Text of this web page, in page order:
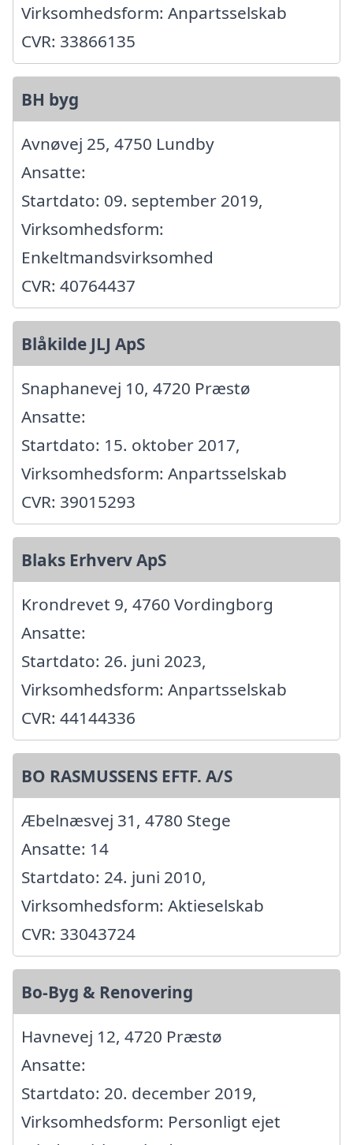
Virksomhedsform: Anpartsselskab
CVR: 33866135
BH byg
Avnøvej 25, 4750 Lundby
Ansatte:
Startdato: 09. september 2019,
Virksomhedsform:
Enkeltmandsvirksomhed
CVR: 40764437
Blåkilde JLJ ApS
Snaphanevej 10, 4720 Præstø
Ansatte:
Startdato: 15. oktober 2017,
Virksomhedsform: Anpartsselskab
CVR: 39015293
Blaks Erhverv ApS
Krondrevet 9, 4760 Vordingborg
Ansatte:
Startdato: 26. juni 2023,
Virksomhedsform: Anpartsselskab
CVR: 44144336
BO RASMUSSENS EFTF. A/S
Æbelnæsvej 31, 4780 Stege
Ansatte: 14
Startdato: 24. juni 2010,
Virksomhedsform: Aktieselskab
CVR: 33043724
Bo-Byg & Renovering
Havnevej 12, 4720 Præstø
Ansatte:
Startdato: 20. december 2019,
Virksomhedsform: Personligt ejet